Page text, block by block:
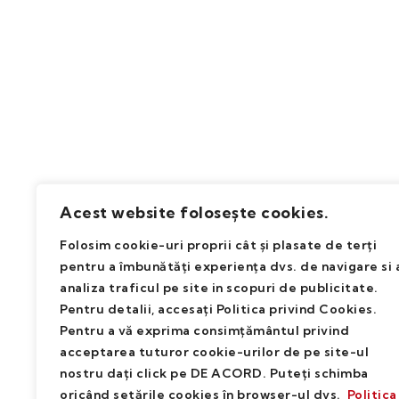
Acest website folosește cookies.
Folosim cookie-uri proprii cât și plasate de terți
pentru a îmbunătăţi experienţa dvs. de navigare si
analiza traficul pe site in scopuri de publicitate.
Pentru detalii, accesați Politica privind Cookies.
Pentru a vă exprima consimțământul privind
acceptarea tuturor cookie-urilor de pe site-ul
nostru dați click pe DE ACORD. Puteți schimba
oricând setările cookies în browser-ul dvs. Politica
C.T.